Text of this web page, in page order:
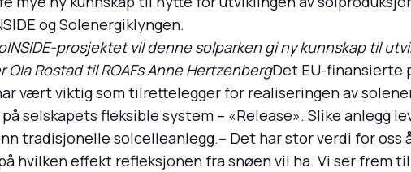
og Solenergiklyngen.
prosjektet vil denne solparken gi ny kunnskap til
Ola Rostad til ROAFs Anne HertzenbergDet EU-finansierte
vært viktig som tilrettelegger for realiseringen av
selskapets fleksible system – «Release». Slike anlegg
tradisjonelle solcelleanlegg.– Det har stor verdi for
hvilken effekt refleksjonen fra snøen vil ha. Vi ser frem